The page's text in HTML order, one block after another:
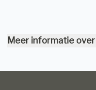
Meer informatie